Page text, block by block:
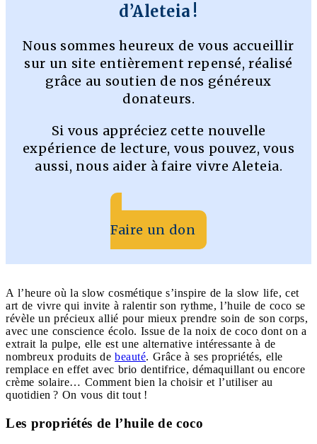
d’Aleteia !
Nous sommes heureux de vous accueillir
sur un site entièrement repensé, réalisé
grâce au soutien de nos généreux
donateurs.
Si vous appréciez cette nouvelle
expérience de lecture, vous pouvez, vous
aussi, nous aider à faire vivre Aleteia.
Faire un don
A l’heure où la slow cosmétique s’inspire de la slow life, cet
art de vivre qui invite à ralentir son rythme, l’huile de coco se
révèle un précieux allié pour mieux prendre soin de son corps,
avec une conscience écolo. Issue de la noix de coco dont on a
extrait la pulpe, elle est une alternative intéressante à de
nombreux produits de beauté. Grâce à ses propriétés, elle
remplace en effet avec brio dentifrice, démaquillant ou encore
crème solaire… Comment bien la choisir et l’utiliser au
quotidien ? On vous dit tout !
Les propriétés de l’huile de coco